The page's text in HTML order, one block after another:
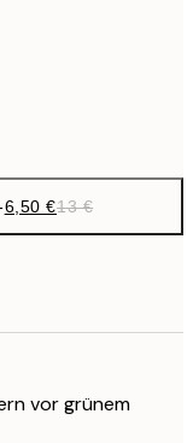
6,50 €13 €
vor grünem